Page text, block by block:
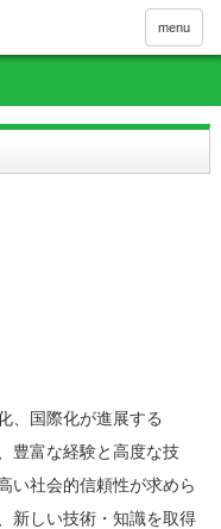
menu
、国際化が進展する
豊富な経験と高度な技
い社会的信頼性が求めら
新しい技術・知識を取得